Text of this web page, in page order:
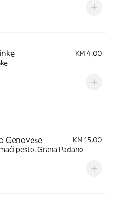
KM 4,00
Genovese
KM 15,00
pesto, Grana Padano